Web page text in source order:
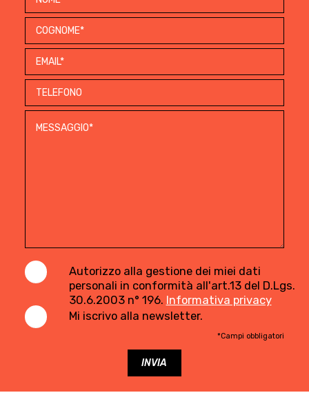
Autorizzo alla gestione dei miei dati
personali in conformità all'art.13 del D.Lgs.
30.6.2003 n° 196. Informativa privacy
Mi iscrivo alla newsletter.
*Campi obbligatori